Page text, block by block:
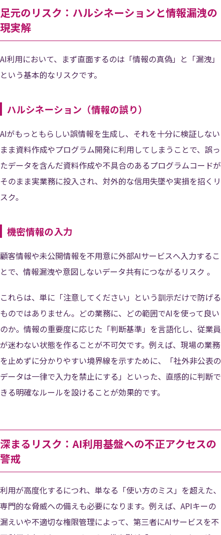
足元のリスク：ハルシネーションと情報漏洩の
現実解
AI利用において、まず直面するのは「情報の真偽」と「漏洩」
という基本的なリスクです。
ハルシネーション（情報の誤り）
AIがもっともらしい誤情報を生成し、それを十分に検証しない
まま資料作成やプログラム開発に利用してしまうことで、誤っ
たデータを含んだ資料作成や不具合のあるプログラムコードが
そのまま実業務に投入され、対外的な信用失墜や実損を招くリ
スク。
機密情報の入力
顧客情報や未公開情報を不用意に外部AIサービスへ入力するこ
とで、情報漏洩や意図しないデータ共有につながるリスク 。
これらは、単に「注意してください」という訓示だけで防げる
ものではありません。どの業務に、どの範囲でAIを使って良い
のか。情報の重要度に応じた「判断基準」を言語化し、従業員
が迷わない状態を作ることが不可欠です。例えば、現場の業務
を止めずに分かりやすい境界線を示すために、「社外非公表の
データは一律で入力を禁止にする」といった、直感的に判断で
きる明確なルールを設けることが効果的です。
深まるリスク：AI利用基盤への不正アクセスの
警戒
利用が高度化するにつれ、単なる「使い方のミス」を超えた、
専門的な脅威への備えも必要になります。例えば、APIキーの
漏えいや不適切な権限管理によって、第三者にAIサービスを不